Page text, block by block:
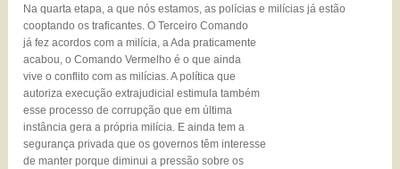
Na quarta etapa, a que nós estamos, as polícias e milícias já estão
cooptando os traficantes. O Terceiro Comando
já fez acordos com a milícia, a Ada praticamente
acabou, o Comando Vermelho é o que ainda
vive o conflito com as milícias. A política que
autoriza execução extrajudicial estimula também
esse processo de corrupção que em última
instância gera a própria milícia. E ainda tem a
segurança privada que os governos têm interesse
de manter porque diminui a pressão sobre os